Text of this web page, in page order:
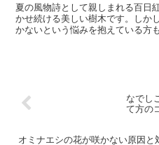
夏の風物詩として親しまれる百日
かせ続ける美しい樹木です。しか
かないという悩みを抱えている方
なでし
て方の
オミナエシの花が咲かない原因と